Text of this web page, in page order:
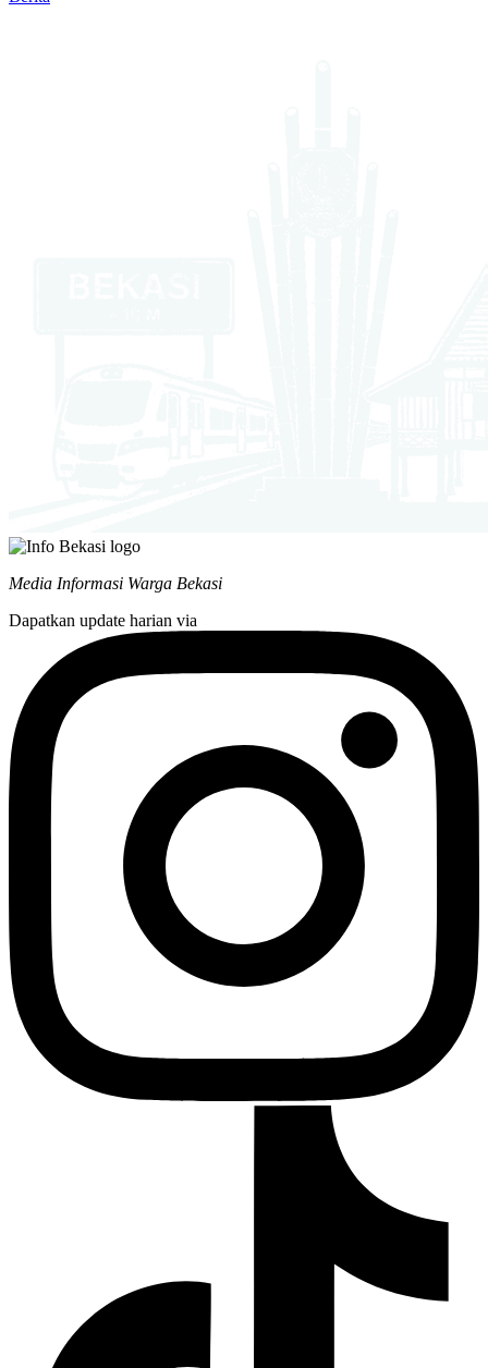
Media Informasi Warga Bekasi
Dapatkan update harian via